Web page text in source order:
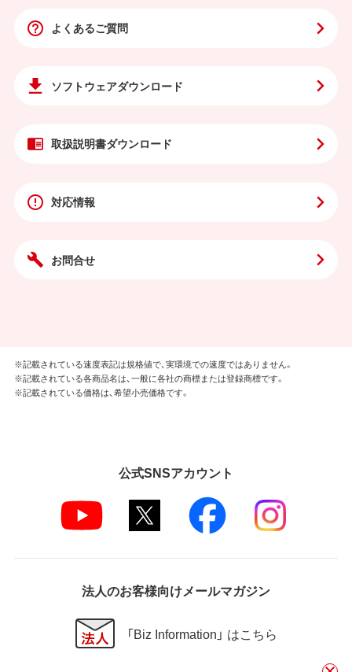
よくあるご質問
ソフトウェアダウンロード
取扱説明書ダウンロード
対応情報
お問合せ
※記載されている速度表記は規格値で、実環境での速度ではありません。
※記載されている各商品名は、一般に各社の商標または登録商標です。
※記載されている価格は、希望小売価格です。
公式SNSアカウント
法人のお客様向けメールマガジン
「Biz Information」 はこちら